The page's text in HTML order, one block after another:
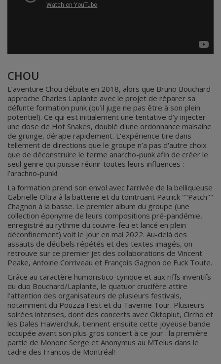
CHOU
L’aventure Chou débute en 2018, alors que Bruno Bouchard
approche Charles Laplante avec le projet de réparer sa
défunte formation punk (qu’il juge ne pas être à son plein
potentiel). Ce qui est initialement une tentative d’y injecter
une dose de Hot Snakes, doublé d'une ordonnance malsaine
de grunge, dérape rapidement. L'expérience tire dans
tellement de directions que le groupe n’a pas d'autre choix
que de déconstruire le terme anarcho-punk afin de créer le
seul genre qui puisse réunir toutes leurs influences :
l’arachno-punk!
La formation prend son envol avec l’arrivée de la belliqueuse
Gabrielle Oltra à la batterie et du tonitruant Patrick ""Patch""
Chagnon à la basse. Le premier album du groupe (une
collection éponyme de leurs compositions pré-pandémie,
enregistré au rythme du couvre-feu et lancé en plein
déconfinement) voit le jour en mai 2022. Au-delà des
assauts de décibels répétés et des textes imagés, on
retrouve sur ce premier jet des collaborations de Vincent
Peake, Antoine Corriveau et François Gagnon de Fuck Toute.
Grâce au caractère humoristico-cynique et aux riffs inventifs
du duo Bouchard/Laplante, le quatuor crucifère attire
l’attention des organisateurs de plusieurs festivals,
notamment du Pouzza Fest et du Taverne Tour. Plusieurs
soirées intenses, dont des concerts avec Oktoplut, Cirrho et
les Dales Hawerchuk, tiennent ensuite cette joyeuse bande
occupée avant son plus gros concert à ce jour : la première
partie de Mononc Serge et Anonymus au MTelus dans le
cadre des Francos de Montréal!